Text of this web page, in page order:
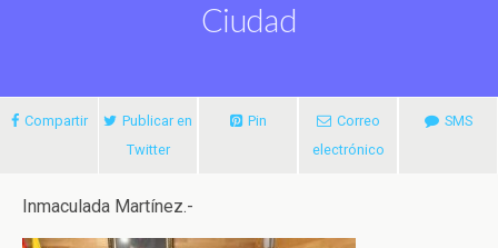
Ciudad
Compartir
Publicar en
Twitter
Pin
Correo
electrónico
SMS
Inmaculada Martínez.-